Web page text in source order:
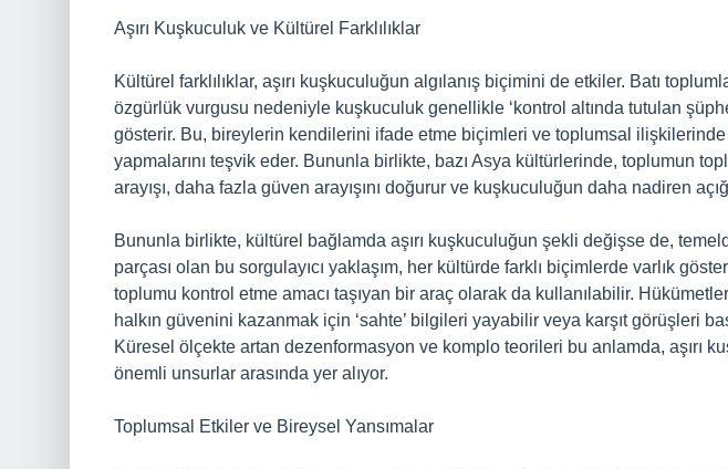
Aşırı Kuşkuculuk ve Kültürel Farklılıklar
Kültürel farklılıklar, aşırı kuşkuculuğun algılanış biçimini de etkiler. Batı
özgürlük vurgusu nedeniyle kuşkuculuk genellikle ‘kontrol altında tutulan
gösterir. Bu, bireylerin kendilerini ifade etme biçimleri ve toplumsal
yapmalarını teşvik eder. Bununla birlikte, bazı Asya kültürlerinde, toplumun
arayışı, daha fazla güven arayışını doğurur ve kuşkuculuğun daha nadiren
Bununla birlikte, kültürel bağlamda aşırı kuşkuculuğun şekli değişse de,
parçası olan bu sorgulayıcı yaklaşım, her kültürde farklı biçimlerde varlık
toplumu kontrol etme amacı taşıyan bir araç olarak da kullanılabilir.
halkın güvenini kazanmak için ‘sahte’ bilgileri yayabilir veya karşıt görüşleri
Küresel ölçekte artan dezenformasyon ve komplo teorileri bu anlamda, aşırı
önemli unsurlar arasında yer alıyor.
Toplumsal Etkiler ve Bireysel Yansımalar